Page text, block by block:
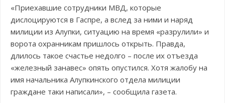
«Приехавшие сотрудники МВД, которые
дислоцируются в Гаспре, а вслед за ними и наряд
милиции из Алупки, ситуацию на время «разрулили» и
ворота охранникам пришлось открыть. Правда,
длилось такое счастье недолго – после их отъезда
«железный занавес» опять опустился. Хотя жалобу на
имя начальника Алупкинского отдела милиции
граждане таки написали», – сообщила газета.